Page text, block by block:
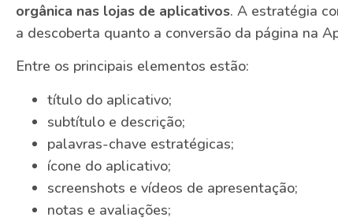
orgânica nas lojas de aplicativos. A estratégia
a descoberta quanto a conversão da página na
Entre os principais elementos estão:
título do aplicativo;
subtítulo e descrição;
palavras-chave estratégicas;
ícone do aplicativo;
screenshots e vídeos de apresentação;
notas e avaliações;